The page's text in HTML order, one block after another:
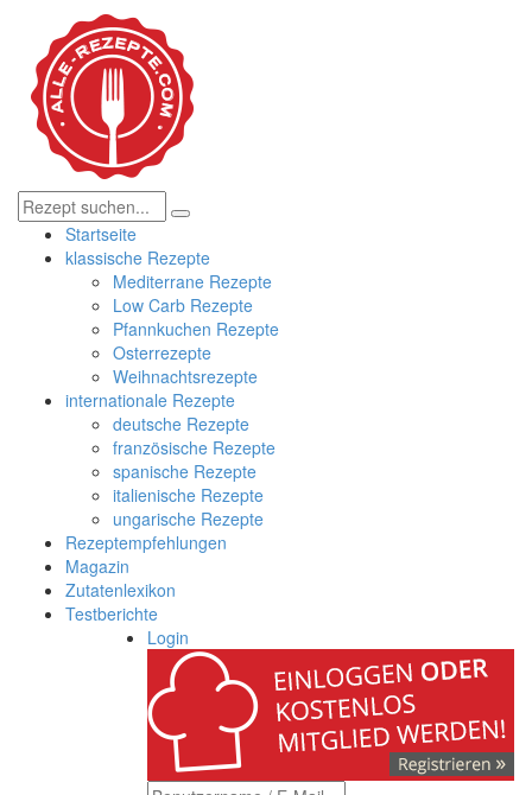
Startseite
klassische Rezepte
Mediterrane Rezepte
Low Carb Rezepte
Pfannkuchen Rezepte
Osterrezepte
Weihnachtsrezepte
internationale Rezepte
deutsche Rezepte
französische Rezepte
spanische Rezepte
italienische Rezepte
ungarische Rezepte
Rezeptempfehlungen
Magazin
Zutatenlexikon
Testberichte
Login